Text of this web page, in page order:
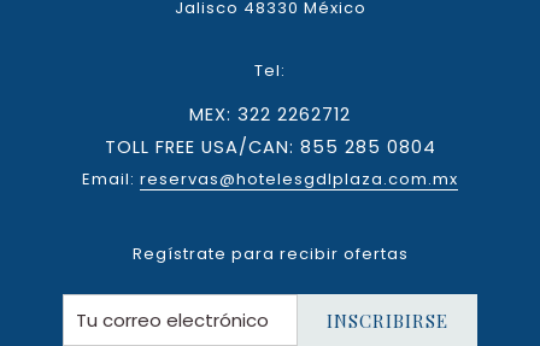
Jalisco 48330 México
Tel:
MEX: 322 2262712
TOLL FREE USA/CAN: 855 285 0804
Email: reservas@hotelesgdlplaza.com.mx
Regístrate para recibir ofertas
INSCRIBIRSE